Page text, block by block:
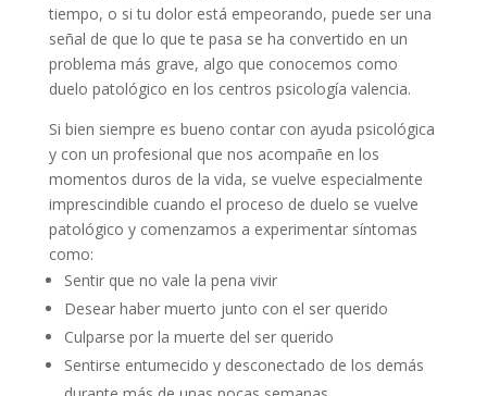
tiempo, o si tu dolor está empeorando, puede ser una
señal de que lo que te pasa se ha convertido en un
problema más grave, algo que conocemos como
duelo patológico en los centros psicología valencia.
Si bien siempre es bueno contar con ayuda psicológica
y con un profesional que nos acompañe en los
momentos duros de la vida, se vuelve especialmente
imprescindible cuando el proceso de duelo se vuelve
patológico y comenzamos a experimentar síntomas
como:
Sentir que no vale la pena vivir
Desear haber muerto junto con el ser querido
Culparse por la muerte del ser querido
Sentirse entumecido y desconectado de los demás